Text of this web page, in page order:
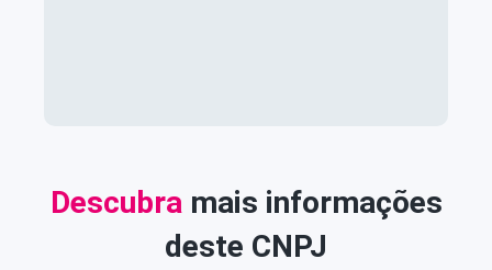
Descubra mais informações
deste CNPJ